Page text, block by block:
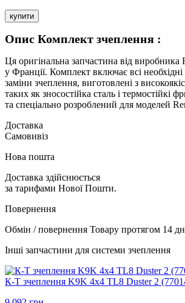
купити
Опис Комплект зчеплення :
Ця оригінальна запчастина від виробника
у Франції. Комплект включає всі
заміни зчеплення, виготовлені з
таких як зносостійка сталь і термостійкі
та спеціально розроблений для моделей
Доставка
Самовивіз
Нова пошта
Доставка здійснюється
за тарифами Нової Пошти.
Повернення
Обмін / повернення Товару протягом 14
Інші запчастини для системи зчеплення
К-Т зчеплення K9K 4х4 TL8 Duster 2